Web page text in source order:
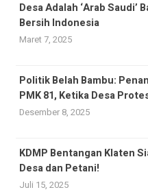
Desa Adalah ‘Arab Saudi’
Bersih Indonesia
Maret 7, 2025
Politik Belah Bambu:
PMK 81, Ketika Desa
Desember 8, 2025
KDMP Bentangan Klaten
Desa dan Petani!
Juli 15, 2025